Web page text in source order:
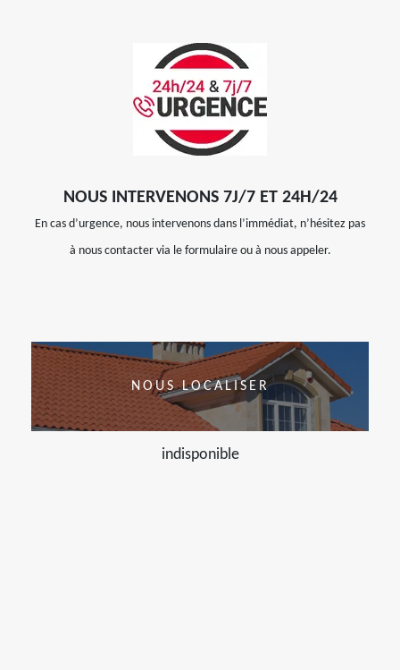
NOUS INTERVENONS 7J/7 ET 24H/24
En cas d’urgence, nous intervenons dans l’immédiat, n’hésitez pas
à nous contacter via le formulaire ou à nous appeler.
NOUS LOCALISER
indisponible